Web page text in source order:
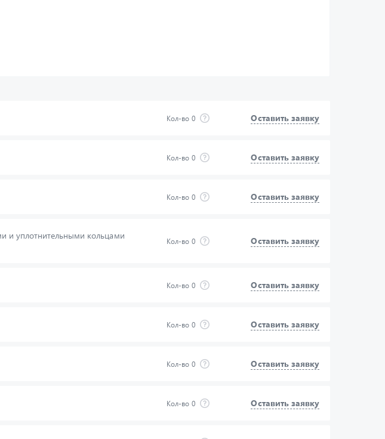
Кол-во 0 Оставить заявку
Кол-во 0 Оставить заявку
Кол-во 0 Оставить заявку
и уплотнительными кольцами
Кол-во 0 Оставить заявку
Кол-во 0 Оставить заявку
Кол-во 0 Оставить заявку
Кол-во 0 Оставить заявку
Кол-во 0 Оставить заявку